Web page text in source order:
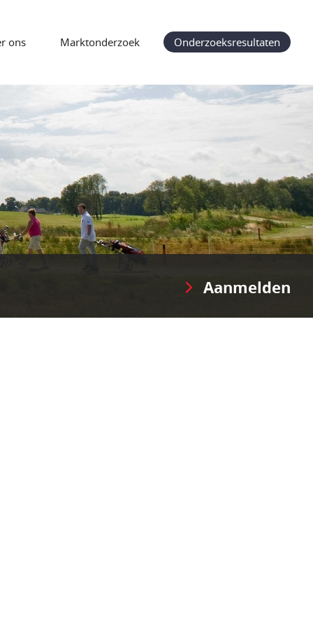
ons Marktonderzoek Onderzoeksresultaten
Aanmelden